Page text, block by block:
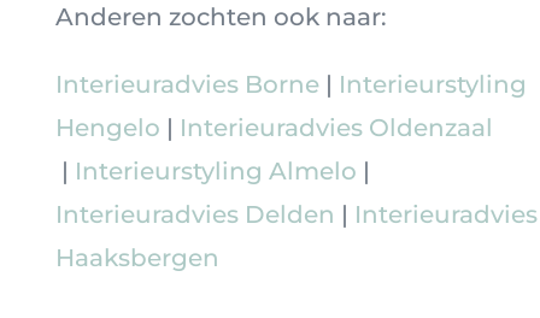
Anderen zochten ook naar:
Interieuradvies Borne| Interieurstyling
Hengelo | Interieuradvies Oldenzaal
| Interieurstyling Almelo |
Interieuradvies Delden | Interieuradvies
Haaksbergen